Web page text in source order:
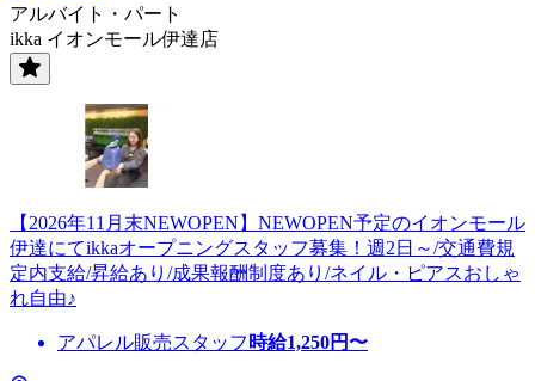
アルバイト・パート
ikka イオンモール伊達店
【2026年11月末NEWOPEN】NEWOPEN予定のイオンモール
伊達にてikkaオープニングスタッフ募集！週2日～/交通費規
定内支給/昇給あり/成果報酬制度あり/ネイル・ピアスおしゃ
れ自由♪
アパレル販売スタッフ 時給1,250円〜